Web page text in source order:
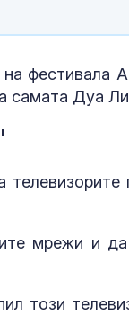
фестивала
самата Дуа
телевизорите
мрежи и да
този
2:0